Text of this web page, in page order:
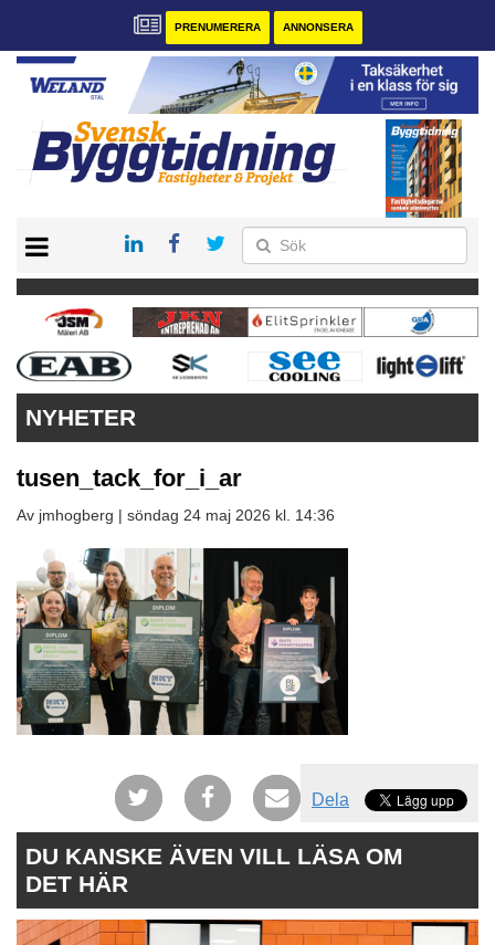
PRENUMERERA ANNONSERA
PRENUMERERA
VÅRA ANDRA MAGASIN
ANNONSERA
KONTAKT
NYHETER
tusen_tack_for_i_ar
Av jmhogberg | söndag 24 maj 2026 kl. 14:36
Dela
DU KANSKE ÄVEN VILL LÄSA OM
DET HÄR